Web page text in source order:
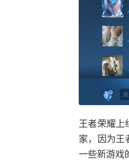
王者荣耀上
家，因为王
一些新游戏